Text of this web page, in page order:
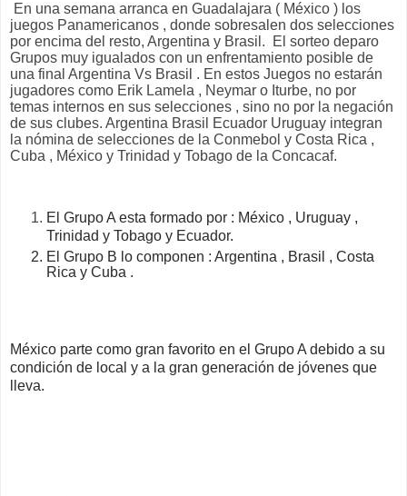
En una semana arranca en Guadalajara ( México ) los
juegos Panamericanos , donde sobresalen dos selecciones
por encima del resto, Argentina y Brasil. El sorteo deparo
Grupos muy igualados con un enfrentamiento posible de
una final Argentina Vs Brasil . En estos Juegos no estarán
jugadores como Erik Lamela , Neymar o Iturbe, no por
temas internos en sus selecciones , sino no por la negación
de sus clubes. Argentina Brasil Ecuador Uruguay integran
la nómina de selecciones de la Conmebol y Costa Rica ,
Cuba , México y Trinidad y Tobago de la Concacaf.
El Grupo A esta formado por : México , Uruguay ,
Trinidad y Tobago y Ecuador.
El Grupo B lo componen : Argentina , Brasil , Costa
Rica y Cuba .
México parte como gran favorito en el Grupo A debido a su
condición de local y a la gran generación de jóvenes que
lleva.